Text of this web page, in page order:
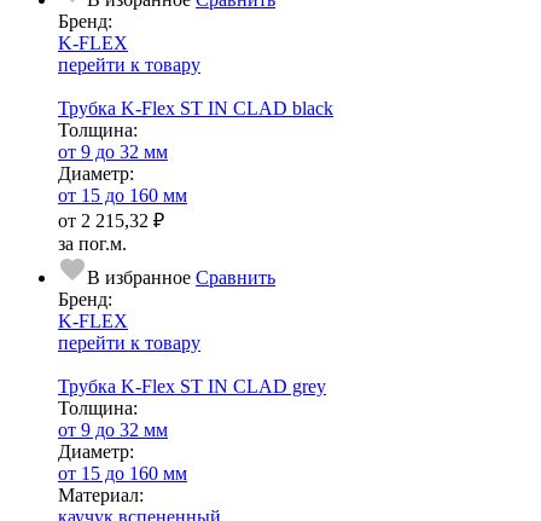
Бренд:
K-FLEX
перейти к товару
Трубка K-Flex ST IN CLAD black
Тол­щи­на:
от 9 до 32 мм
Диаметр:
от 15 до 160 мм
от 2 215,32 ₽
за пог.м.
В избранное Сравнить
Бренд:
K-FLEX
перейти к товару
Трубка K-Flex ST IN CLAD grey
Тол­щи­на:
от 9 до 32 мм
Диаметр:
от 15 до 160 мм
Ма­­те­­ри­­ал: